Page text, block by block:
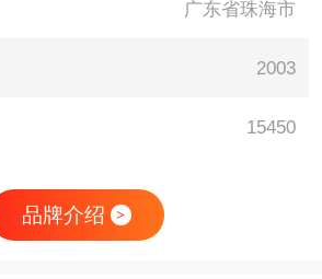
广东省珠海市
2003
15450
品牌介绍 >